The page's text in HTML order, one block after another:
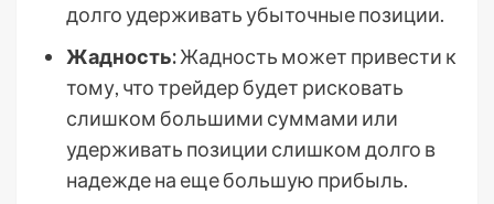
долго удерживать убыточные позиции.
Жадность:Жадность может привести к
тому, что трейдер будет рисковать
слишком большими суммами или
удерживать позиции слишком долго в
надежде на еще большую прибыль.